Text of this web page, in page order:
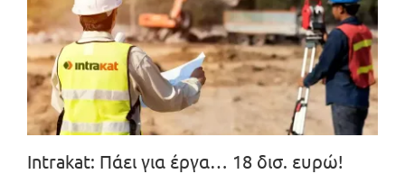
Ιntrakat: Πάει για έργα… 18 δισ. ευρώ!